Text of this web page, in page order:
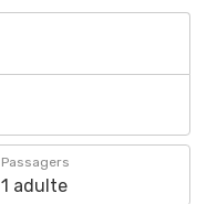
Passagers
1 adulte